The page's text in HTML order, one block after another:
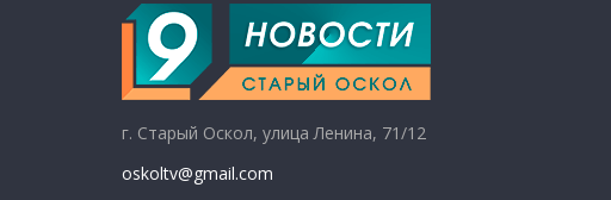
г. Старый Оскол, улица Ленина, 71/12
oskoltv@gmail.com